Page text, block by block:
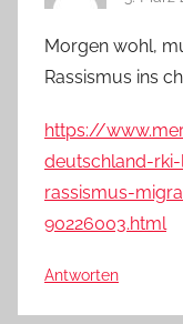
Morgen wohl,
Rassismus ins
https://
deutschland-
rassismus-
90226003.html
Antworten